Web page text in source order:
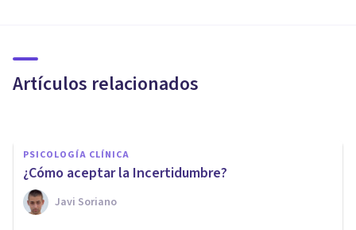
Artículos relacionados
Maternidad
PSICOLOGÍA CLÍNICA
¿Cómo aceptar la Incertidumbre?
Javi Soriano